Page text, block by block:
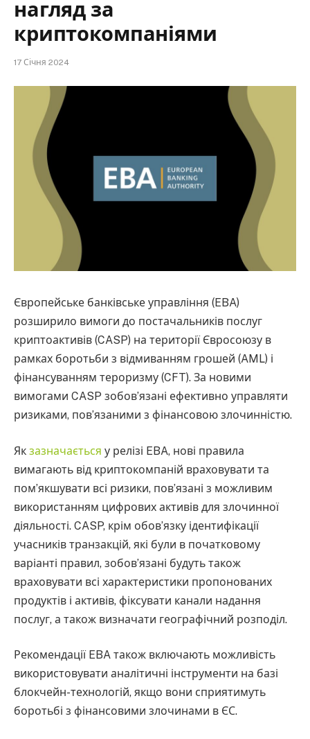
нагляд за
криптокомпаніями
17 Січня 2024
Європейське банківське управління (EBA)
розширило вимоги до постачальників послуг
криптоактивів (CASP) на території Євросоюзу в
рамках боротьби з відмиванням грошей (AML) і
фінансуванням тероризму (CFT). За новими
вимогами CASP зобов’язані ефективно управляти
ризиками, пов’язаними з фінансовою злочинністю.
Як зазначається у релізі EBA, нові правила
вимагають від криптокомпаній враховувати та
пом’якшувати всі ризики, пов’язані з можливим
використанням цифрових активів для злочинної
діяльності. CASP, крім обов’язку ідентифікації
учасників транзакцій, які були в початковому
варіанті правил, зобов’язані будуть також
враховувати всі характеристики пропонованих
продуктів і активів, фіксувати канали надання
послуг, а також визначати географічний розподіл.
Рекомендації EBA також включають можливість
використовувати аналітичні інструменти на базі
блокчейн-технологій, якщо вони сприятимуть
боротьбі з фінансовими злочинами в ЄС.